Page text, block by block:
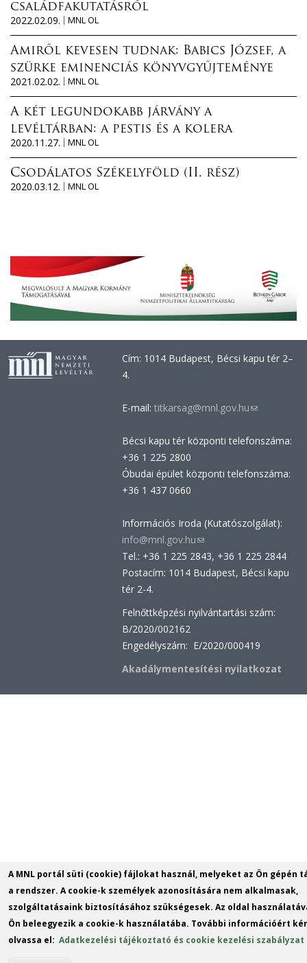
családfakutatásról
2022.02.09.
MNL OL
Amiről kevesen tudnak: Babics József, a
szürke eminenciás könyvgyűjteménye
2021.02.02.
MNL OL
A két legundokabb járvány a
levéltárban: a pestis és a kolera
2020.11.27.
MNL OL
Csodálatos Székelyföld (II. rész)
2020.03.12.
MNL OL
Cím: 1014 Budapest, Bécsi kapu tér 2–
4.
E-mail: titkarsag@mnl.gov.hu(link
e-
Bécsi kapu tér központi telefonszáma:
+36 1 225 2800
Óbudai épület központi telefonszáma:
+36 1 437 0660
Információs Iroda (Kutatószolgálat):
info@mnl.gov.hu(link
sends
e-
Tel.: +36 1 225 2843, +36 1 225 2844
Postacím: 1014 Budapest, Bécsi kapu
tér 2-4.
Felnőttképzési nyilvántartási szám:
B/2020/002162
Engedélyszám: E/2020/000419
Akadálymentesítési nyilatkozat
A MNL portál süti (cookie) fájlokat használ, melyeket az Ön gépén
a rendszer. A cookie-k személyek azonosítására nem alkalmasak,
szolgáltatásaink biztosításához szükségesek. Az oldal
Ön beleegyezik a cookie-k használatába. További információért
olvassa el:Adatkezelési tájékoztató és cookie kezelési szabályzat